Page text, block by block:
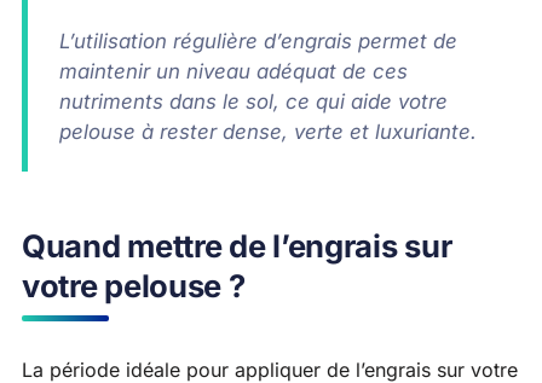
L’utilisation régulière d’engrais permet de
maintenir un niveau adéquat de ces
nutriments dans le sol, ce qui aide votre
pelouse à rester dense, verte et luxuriante.
Quand mettre de l’engrais sur
votre pelouse ?
La période idéale pour appliquer de l’engrais sur votre